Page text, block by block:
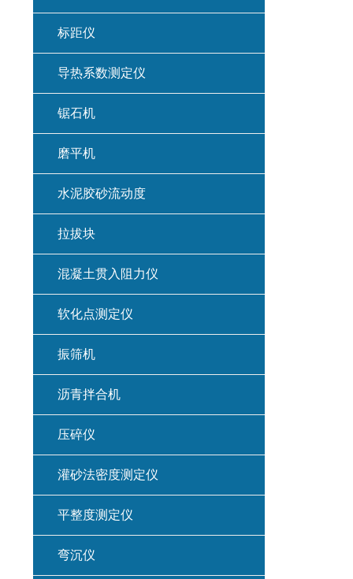
标距仪
导热系数测定仪
锯石机
磨平机
水泥胶砂流动度
拉拔块
混凝土贯入阻力仪
软化点测定仪
振筛机
沥青拌合机
压碎仪
灌砂法密度测定仪
平整度测定仪
弯沉仪